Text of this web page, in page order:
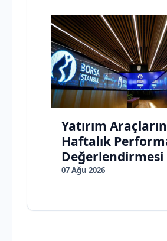
Yatırım
Haftalık
Değerlendirmesi
07 Ağu 2026